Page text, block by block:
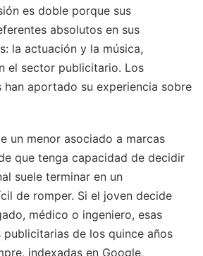
es doble porque sus
absolutos en sus
la actuación y la música,
el sector publicitario. Los
han aportado su experiencia sobre
un menor asociado a marcas
que tenga capacidad de decidir
suele terminar en un
de romper. Si el joven decide
médico o ingeniero, esas
de los quince años
indexadas en Google,